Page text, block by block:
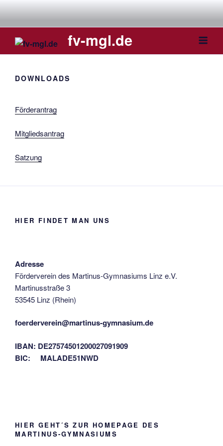
Inhalt
fv-mgl.de
DOWNLOADS
Förderantrag
Mitgliedsantrag
Satzung
HIER FINDET MAN UNS
Adresse
Förderverein des Martinus-Gymnasiums Linz e.V.
Martinusstraße 3
53545 Linz (Rhein)
foerderverein@martinus-gymnasium.de
IBAN: DE27574501200027091909
BIC: MALADE51NWD
HIER GEHT´S ZUR HOMEPAGE DES
MARTINUS-GYMNASIUMS